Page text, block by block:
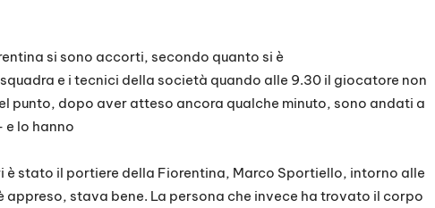
si sono accorti, secondo quanto si è
e i tecnici della società quando alle 9.30 il giocatore non
punto, dopo aver atteso ancora qualche minuto, sono andati a
e lo hanno
è stato il portiere della Fiorentina, Marco Sportiello, intorno alle
stava bene. La persona che invece ha trovato il corpo